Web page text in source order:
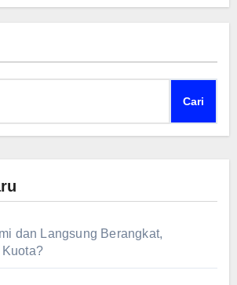
Cari
dan Langsung Berangkat,
Kuota?